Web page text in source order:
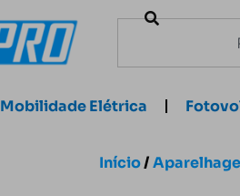
Mobilidade Elétrica
Início/